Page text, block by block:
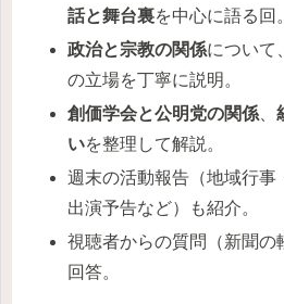
話と舞台裏を中心に語る回。
政治と宗教の関係について
の立場を丁寧に説明。
創価学会と公明党の関係 、
いを整理して解説。
週末の活動報告（地域行事
出演予告など）も紹介。
視聴者からの質問（新聞の
回答。